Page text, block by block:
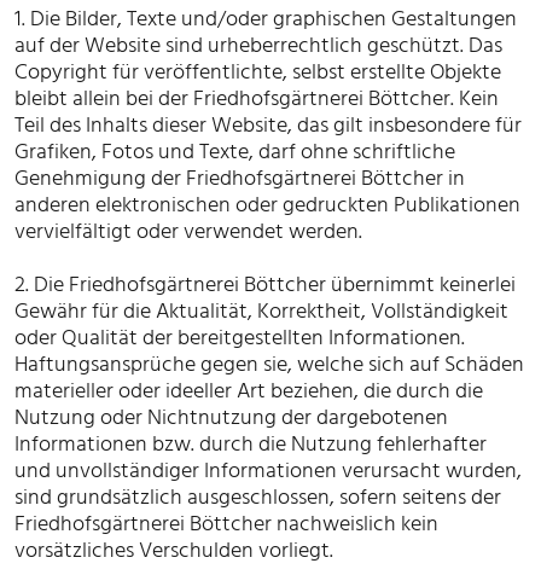
1. Die Bilder, Texte und/oder graphischen Gestaltungen
auf der Website sind urheberrechtlich geschützt. Das
Copyright für veröffentlichte, selbst erstellte Objekte
bleibt allein bei der Friedhofsgärtnerei Böttcher. Kein
Teil des Inhalts dieser Website, das gilt insbesondere für
Grafiken, Fotos und Texte, darf ohne schriftliche
Genehmigung der Friedhofsgärtnerei Böttcher in
anderen elektronischen oder gedruckten Publikationen
vervielfältigt oder verwendet werden.
2. Die Friedhofsgärtnerei Böttcher übernimmt keinerlei
Gewähr für die Aktualität, Korrektheit, Vollständigkeit
oder Qualität der bereitgestellten Informationen.
Haftungsansprüche gegen sie, welche sich auf Schäden
materieller oder ideeller Art beziehen, die durch die
Nutzung oder Nichtnutzung der dargebotenen
Informationen bzw. durch die Nutzung fehlerhafter
und unvollständiger Informationen verursacht wurden,
sind grundsätzlich ausgeschlossen, sofern seitens der
Friedhofsgärtnerei Böttcher nachweislich kein
vorsätzliches Verschulden vorliegt.